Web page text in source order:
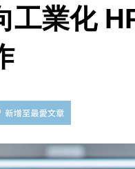
工業化